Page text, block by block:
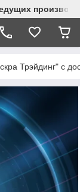
Трэйдинг" с